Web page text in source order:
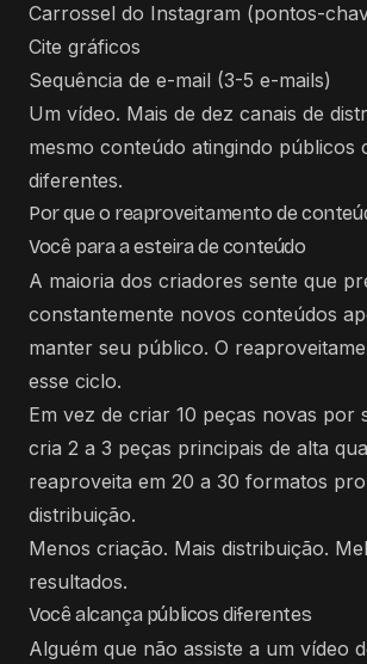
Carrossel do Instagram (pontos-
Cite gráficos
Sequência de e-mail (3-5 e-mails)
Um vídeo. Mais de dez canais de
mesmo conteúdo atingindo públicos
diferentes.
Por que o reaproveitamento de
Você para a esteira de conteúdo
A maioria dos criadores sente que
constantemente novos conteúdos
manter seu público. O
esse ciclo.
Em vez de criar 10 peças novas por
cria 2 a 3 peças principais de alta
reaproveita em 20 a 30 formatos
distribuição.
Menos criação. Mais distribuição.
resultados.
Você alcança públicos diferentes
Alguém que não assiste a um vídeo